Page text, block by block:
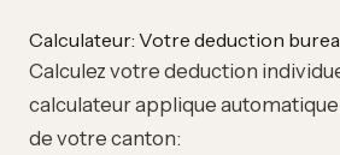
Calculateur: Votre deduction
Calculez votre deduction
calculateur applique
de votre canton: